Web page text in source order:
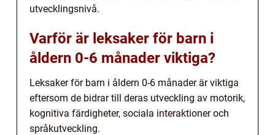
utvecklingsnivå.
Varför är leksaker för barn i
åldern 0-6 månader viktiga?
Leksaker för barn i åldern 0-6 månader är viktiga
eftersom de bidrar till deras utveckling av motorik,
kognitiva färdigheter, sociala interaktioner och
språkutveckling.